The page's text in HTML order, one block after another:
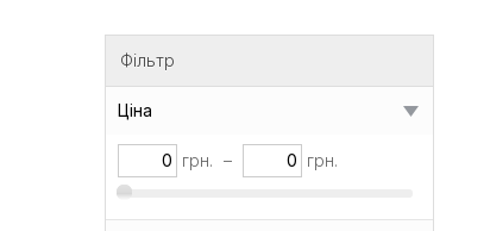
Фільтр
Ціна
грн. – грн.